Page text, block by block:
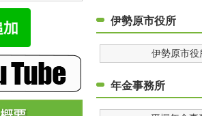
伊勢原市役所
伊勢原市役
年金事務所